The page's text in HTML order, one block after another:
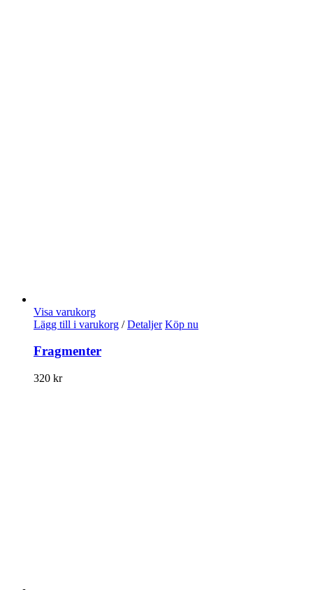
Visa varukorg
Lägg till i varukorg / Detaljer Köp nu
Fragmenter
320 kr